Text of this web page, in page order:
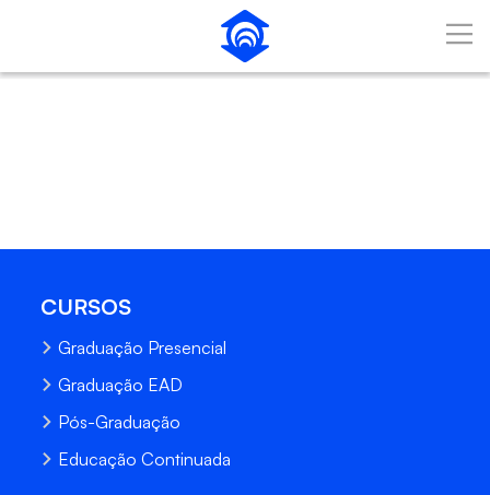
Pular para o Conteúdo principal
CURSOS
Graduação Presencial
Graduação EAD
Pós-Graduação
Educação Continuada